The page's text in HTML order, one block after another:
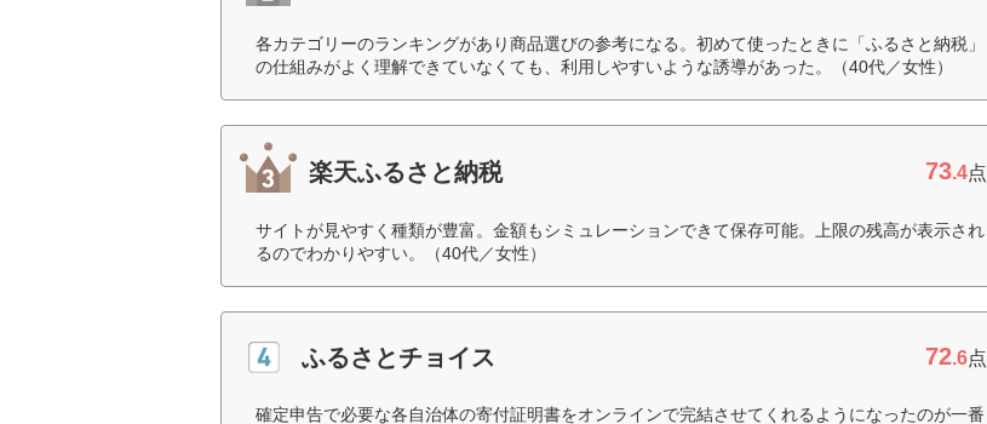
各カテゴリーのランキングがあり商品選びの参考になる。初めて使ったときに「ふるさと納税」
の仕組みがよく理解できていなくても、利用しやすいような誘導があった。（40代／女性）
楽天ふるさと納税 73.4点
サイトが見やすく種類が豊富。金額もシミュレーションできて保存可能。上限の残高が表示され
るのでわかりやすい。（40代／女性）
ふるさとチョイス 72.6点
確定申告で必要な各自治体の寄付証明書をオンラインで完結させてくれるようになったのが一番